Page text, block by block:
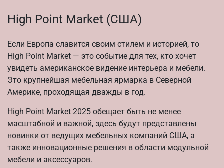
High Point Market (США)
Если Европа славится своим стилем и историей, то
High Point Market — это событие для тех, кто хочет
увидеть американское видение интерьера и мебели.
Это крупнейшая мебельная ярмарка в Северной
Америке, проходящая дважды в год.
High Point Market 2025 обещает быть не менее
масштабной и важной, здесь будут представлены
новинки от ведущих мебельных компаний США, а
также инновационные решения в области модульной
мебели и аксессуаров.